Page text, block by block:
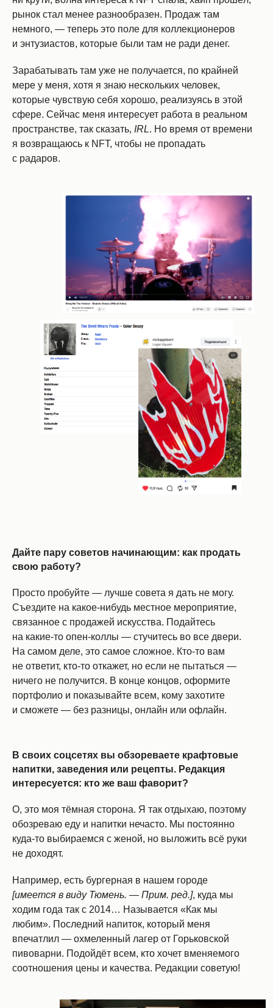
рынок стал менее разнообразен. Продаж там
немного, — теперь это поле для коллекционеров
и энтузиастов, которые были там не ради денег.
Зарабатывать там уже не получается, по крайней
мере у меня, хотя я знаю нескольких человек,
которые чувствую себя хорошо, реализуясь в этой
сфере. Сейчас меня интересует работа в реальном
пространстве, так сказать, IRL. Но время от времени
я возвращаюсь к NFT, чтобы не пропадать
с радаров.
Дайте пару советов начинающим: как продать
свою работу?
Просто пробуйте — лучше совета я дать не могу.
Съездите на какое-нибудь местное мероприятие,
связанное с продажей искусства. Подайтесь
на какие-то опен-коллы — стучитесь во все двери.
На самом деле, это самое сложное. Кто-то вам
не ответит, кто-то откажет, но если не пытаться —
ничего не получится. В конце концов, оформите
портфолио и показывайте всем, кому захотите
и сможете — без разницы, онлайн или офлайн.
В своих соцсетях вы обзореваете крафтовые
напитки, заведения или рецепты. Редакция
интересуется: кто же ваш фаворит?
О, это моя тёмная сторона. Я так отдыхаю, поэтому
обозреваю еду и напитки нечасто. Мы постоянно
куда-то выбираемся с женой, но выложить всё руки
не доходят.
Например, есть бургерная в нашем городе
[имеется в виду Тюмень. — Прим. ред.], куда мы
ходим года так с 2014… Называется «Как мы
любим». Последний напиток, который меня
впечатлил — охмеленный лагер от Горьковской
пивоварни. Подойдёт всем, кто хочет вменяемого
соотношения цены и качества. Редакции советую!